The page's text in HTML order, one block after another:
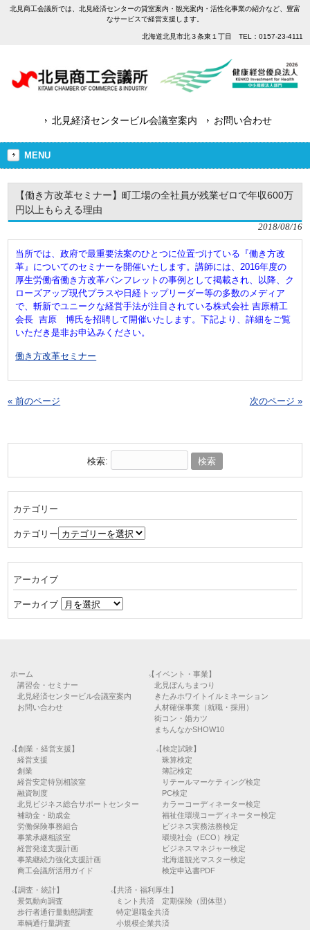
北見商工会議所では、北見経済センターの貸室案内・観光案内・活性化事業の紹介など、豊富
なサービスで経営支援します。
北海道北見市北３条東１丁目 TEL：0157-23-4111
北見経済センタービル会議室案内 お問い合わせ
MENU
【働き方改革セミナー】町工場の全社員が残業ゼロで年収600万
円以上もらえる理由
2018/08/16
当所では、政府で最重要法案のひとつに位置づけている『働き方改
革』についてのセミナーを開催いたします。講師には、2016年度の
厚生労働省働き方改革パンフレットの事例として掲載され、以降、ク
ローズアップ現代プラスや日経トップリーダー等の多数のメディア
で、斬新でユニークな経営手法が注目されている株式会社 吉原精工
会長 吉原 博氏を招聘して開催いたします。下記より、詳細をご覧
いただき是非お申込みください。
働き方改革セミナー
« 前のページ 次のページ »
検索:
カテゴリー
カテゴリー
アーカイブ
アーカイブ
ホーム
講習会・セミナー
北見経済センタービル会議室案内
お問い合わせ
【イベント・事業】
北見ぼんちまつり
きたみホワイトイルミネーション
人材確保事業（就職・採用）
街コン・婚カツ
まちんなかSHOW10
【創業・経営支援】
経営支援
創業
経営安定特別相談室
融資制度
北見ビジネス総合サポートセンター
補助金・助成金
労働保険事務組合
事業承継相談室
経営発達支援計画
事業継続力強化支援計画
商工会議所活用ガイド
【検定試験】
珠算検定
簿記検定
リテールマーケティング検定
PC検定
カラーコーディネーター検定
福祉住環境コーディネーター検定
ビジネス実務法務検定
環境社会（ECO）検定
ビジネスマネジャー検定
北海道観光マスター検定
検定申込書PDF
【調査・統計】
景気動向調査
歩行者通行量動態調査
車輌通行量調査
【共済・福利厚生】
ミント共済 定期保険（団体型）
特定退職金共済
小規模企業共済